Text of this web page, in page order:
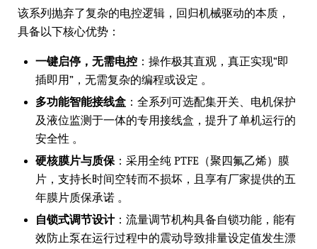
该系列抛弃了复杂的电控逻辑，回归机械驱动的本质，
具备以下核心优势：
一键启停，无需电控 ：操作极其直观，真正实现“即
插即用”，无需复杂的编程或设定 。
多功能智能接线盒 ：全系列可选配集开关、电机保护
及液位监测于一体的专用接线盒，提升了单机运行的
安全性 。
硬核膜片与质保：采用全纯 PTFE（聚四氟乙烯）膜
片，支持长时间空转而不损坏，且享有厂家提供的五
年膜片质保承诺 。
自锁式调节设计：流量调节机构具备自锁功能，能有
效防止泵在运行过程中的震动导致排量设定值发生漂